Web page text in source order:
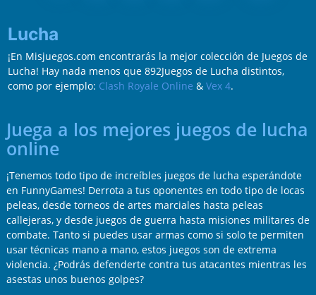
Lucha
¡En Misjuegos.com encontrarás la mejor colección de Juegos de
Lucha! Hay nada menos que 892Juegos de Lucha distintos,
como por ejemplo: Clash Royale Online & Vex 4.
Juega a los mejores juegos de lucha
online
¡Tenemos todo tipo de increíbles juegos de lucha esperándote
en FunnyGames! Derrota a tus oponentes en todo tipo de locas
peleas, desde torneos de artes marciales hasta peleas
callejeras, y desde juegos de guerra hasta misiones militares de
combate. Tanto si puedes usar armas como si solo te permiten
usar técnicas mano a mano, estos juegos son de extrema
violencia. ¿Podrás defenderte contra tus atacantes mientras les
asestas unos buenos golpes?